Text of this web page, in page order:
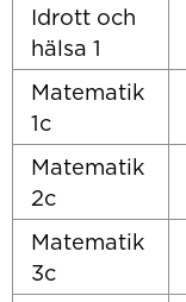
Idrott och
hälsa 1
Matematik
1c
Matematik
2c
Matematik
3c